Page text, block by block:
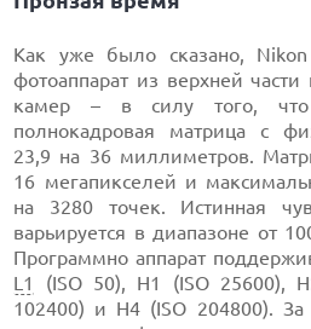
Как уже было сказано,
фотоаппарат из верхней
камер – в силу того,
полнокадровая матрица с
23,9 на 36 миллиметров.
16 мегапикселей и
на 3280 точек. Истинная
варьируется в диапазоне от
Программно аппарат
L1
(ISO 50), H1 (ISO 25600),
102400) и H4 (ISO 204800). За